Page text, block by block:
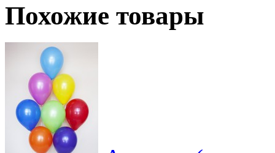
Похожие товары